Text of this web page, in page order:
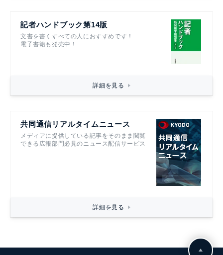
記者ハンドブック第14版
文書を書くすべての人におすすめです！
電子書籍も発売中！
詳細を見る
共同通信リアルタイムニュース
メディアに提供している記事をそのまま閲覧
できる広報部門必見のニュース配信サービス
詳細を見る